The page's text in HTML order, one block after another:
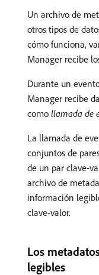
Un archivo de
otros tipos de
cómo funciona,
Manager recibe
Durante un
Manager recibe
como llamada de
La llamada de
conjuntos de
de un par clave-
archivo de
información
clave-valor.
Los
legibles